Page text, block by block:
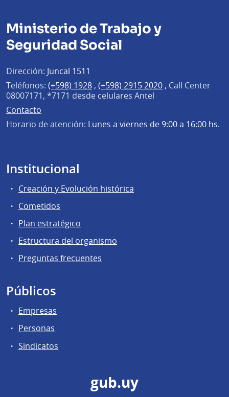
Ministerio de Trabajo y
Seguridad Social
Dirección: Juncal 1511
Teléfonos: (+598) 1928 , (+598) 2915 2020 , Call Center
08007171, *7171 desde celulares Antel
Contacto
Horario de atención: Lunes a viernes de 9:00 a 16:00 hs.
Institucional
Creación y Evolución histórica
Cometidos
Plan estratégico
Estructura del organismo
Preguntas frecuentes
Públicos
Empresas
Personas
Sindicatos
gub.uy